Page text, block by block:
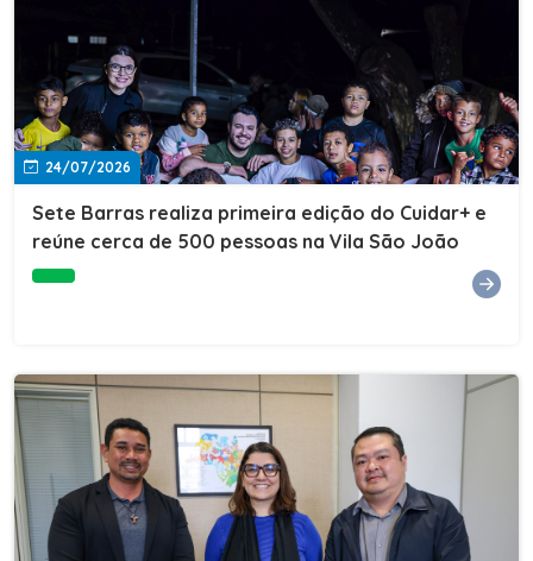
24/07/2026
Sete Barras realiza primeira edição do Cuidar+ e
reúne cerca de 500 pessoas na Vila São João